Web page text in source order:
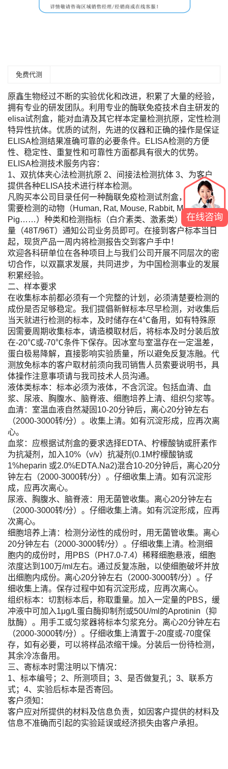
免费代测
原鑫生物经过不断的实验优化和改进，积累了大量的经验，
拥有专业的研发团队。利用专业的酶联免疫技术自主研发的
elisa试剂盒，能对血清及其它样本定量检测抗原，定性检测
特异性抗体。优质的试剂，先进的仪器和正确的操作是保证
ELISA检测结果准确可靠的必要条件。ELISA检测的方便
性、稳定性、重复性和可靠性方面都具有很大的优势。
ELISA检测技术服务内容：
1、双抗体夹心法检测抗原 2、间接法检测抗体 3、为客户
提供各种ELISA技术进行样本检测。
凡购买本公司目录任何一种酶联免疫检测试剂盒，您只需将
需要检测的动物（Human, Rat, Mouse, Rabbit, Monkey,
Pig……）种类和检测指标（白介素类、激素类）及标本数
量（48T/96T）通知公司业务员即可。在接到客户标本当日
起，现货产品一周内将检测报告交到客户手中！
欢迎各科研单位在各种项目上与我们公司开展不同层次的密
切合作，以双赢求发展，共同进步，为中国检测事业的发展
积累经验。
二、样本要求
在收集标本前都必须有一个完整的计划，必须清楚要检测的
成份是否足够稳定。我们提倡新鲜标本尽早检测，对收集后
当天就进行检测的标本，及时储存在4℃备用，如有特殊原
因需要周期收集标本，请造模取材后，将标本及时分装后放
在-20℃或-70℃条件下保存。因冰室与室温存在一定温差，
蛋白极易降解，直接影响实验质量，所以避免反复冻融。代
测放免标本的客户取材前须向我司销售人员索要说明书，具
体操作注意事项请与我司技术人员沟通。
液体类标本：标本必须为液体，不含沉淀。包括血清、血
浆、尿液、胸腹水、脑脊液、细胞培养上清、组织匀浆等。
血清：室温血液自然凝固10-20分钟后，离心20分钟左右
（2000-3000转/分）。收集上清。如有沉淀形成，应再次离
心。
血浆：应根据试剂盒的要求选择EDTA、柠檬酸钠或肝素作
为抗凝剂，加入10%（v/v）抗凝剂(0.1M柠檬酸钠或
1%heparin 或2.0%EDTA.Na2)混合10-20分钟后，离心20分
钟左右（2000-3000转/分）。仔细收集上清。如有沉淀形
成，应再次离心。
尿液、胸腹水、脑脊液：用无菌管收集。离心20分钟左右
（2000-3000转/分）。仔细收集上清。如有沉淀形成，应再
次离心。
细胞培养上清：检测分泌性的成份时，用无菌管收集。离心
20分钟左右（2000-3000转/分）。仔细收集上清。检测细
胞内的成份时，用PBS（PH7.0-7.4）稀释细胞悬液，细胞
浓度达到100万/ml左右。通过反复冻融，以使细胞破坏并放
出细胞内成份。离心20分钟左右（2000-3000转/分）。仔
细收集上清。保存过程中如有沉淀形成，应再次离心。
组织标本：切割标本后，称取重量。加入一定量的PBS，缓
冲液中可加入1μg/L蛋白酶抑制剂或50U/ml的Aprotinin（抑
肽酶）。用手工或匀浆器将标本匀浆充分。离心20分钟左右
（2000-3000转/分）。仔细收集上清置于-20度或-70度保
存，如有必要，可以将样品浓缩干燥。分装后一份待检测，
其余冷冻备用。
三、寄标本时需注明以下情况：
1、标本编号；2、所测项目；3、是否做复孔；3、联系方
式；4、实验后标本是否寄回。
客户须知：
客户应对所提供的材料及信息负责，如因客户提供的材料及
信息不准确而引起的实验延误或经济损失由客户承担。
在线咨询